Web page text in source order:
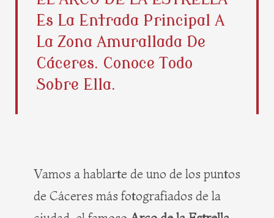
b
o
o
i
t
t
e
r
e
r
e
s
a
g
r
m
Es La Entrada Principal A
La Zona Amurallada De
Cáceres. Conoce Todo
Sobre Ella.
Vamos a hablarte de uno de los puntos
de Cáceres más fotografiados de la